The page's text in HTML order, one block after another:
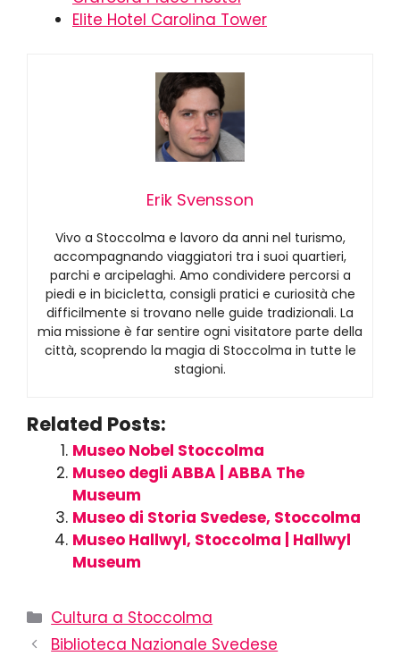
Elite Hotel Carolina Tower
Erik Svensson
Vivo a Stoccolma e lavoro da anni nel turismo,
accompagnando viaggiatori tra i suoi quartieri,
parchi e arcipelaghi. Amo condividere percorsi a
piedi e in bicicletta, consigli pratici e curiosità che
difficilmente si trovano nelle guide tradizionali. La
mia missione è far sentire ogni visitatore parte della
città, scoprendo la magia di Stoccolma in tutte le
stagioni.
Related Posts:
Museo Nobel Stoccolma
Museo degli ABBA | ABBA The
Museum
Museo di Storia Svedese, Stoccolma
Museo Hallwyl, Stoccolma | Hallwyl
Museum
Cultura a Stoccolma
Biblioteca Nazionale Svedese